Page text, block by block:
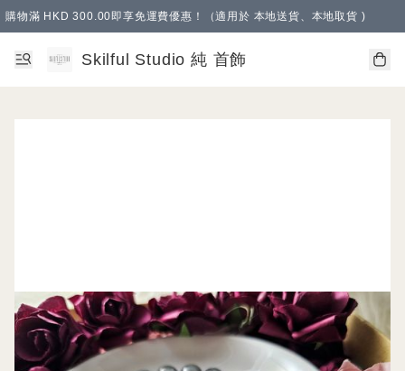
購物滿 HKD 300.00即享免運費優惠！（適用於 本地送貨、本地取貨 )
Skilful Studio 純 首飾